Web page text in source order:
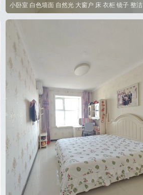
小卧室 白色墙面 自然光 大窗户 床 衣柜 镜子 整洁